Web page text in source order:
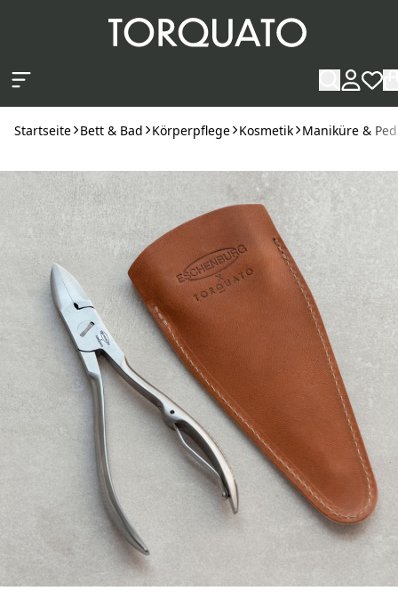
Startseite Bett & Bad Körperpflege Kosmetik Maniküre &